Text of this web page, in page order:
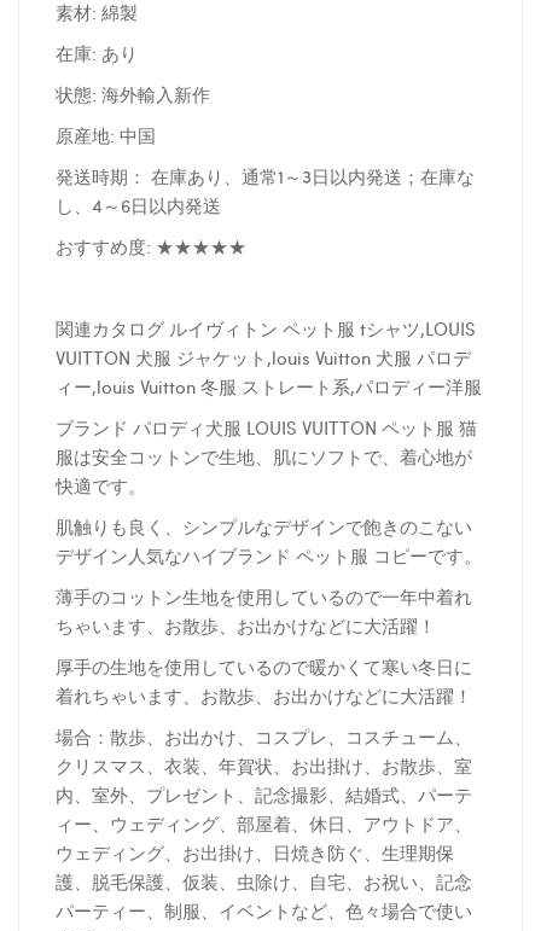
素材: 綿製
在庫: あり
状態: 海外輸入新作
原産地: 中国
発送時期： 在庫あり、通常1～3日以内発送；在庫な
し、4～6日以内発送
おすすめ度: ★★★★★
関連カタログ ルイヴィトン ペット服 tシャツ,LOUIS
VUITTON 犬服 ジャケット,louis Vuitton 犬服 パロデ
ィー,louis Vuitton 冬服 ストレート系,パロディー洋服
ブランド パロディ犬服 LOUIS VUITTON ペット服 猫
服は安全コットンで生地、肌にソフトで、着心地が
快適です。
肌触りも良く、シンプルなデザインで飽きのこない
デザイン人気なハイブランド ペット服 コピーです。
薄手のコットン生地を使用しているので一年中着れ
ちゃいます、お散歩、お出かけなどに大活躍！
厚手の生地を使用しているので暖かくて寒い冬日に
着れちゃいます、お散歩、お出かけなどに大活躍！
場合：散歩、お出かけ、コスプレ、コスチューム、
クリスマス、衣装、年賀状、お出掛け、お散歩、室
内、室外、プレゼント、記念撮影、結婚式、パーテ
ィー、ウェディング、部屋着、休日、アウトドア、
ウェディング、お出掛け、日焼き防ぐ、生理期保
護、脱毛保護、仮装、虫除け、自宅、お祝い、記念
パーティー、制服、イベントなど、色々場合で使い